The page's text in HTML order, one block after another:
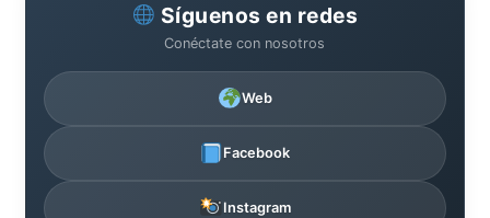
Síguenos en redes
Conéctate con nosotros
Web
Facebook
Instagram